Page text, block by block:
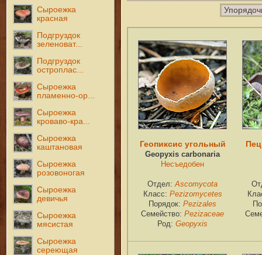
Сыроежка
красная
Подгруздок
зеленоват...
Подгруздок
остроплас...
Сыроежка
пламенно-ор...
Сыроежка
кроваво-кра...
Сыроежка
каштановая
Сыроежка
розовоногая
Сыроежка
девичья
Сыроежка
мясистая
Сыроежка
сереющая
Геопиксис угольный
Geopyxis carbonaria
Несъедобен
Отдел: Ascomycota
Класс: Pezizomycetes
Порядок: Pezizales
Семейство: Pezizaceae
Род: Geopyxis